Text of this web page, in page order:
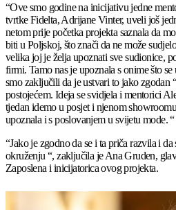
“Ove smo godine na inicijativu jedne
tvrtke Fidelta, Adrijane Vinter, uveli još
netom prije početka projekta saznala da
biti u Poljskoj, što znači da ne može
velika joj je želja upoznati sve sudionice,
firmi. Tamo nas je upoznala s onime što
smo zaključili da je ustvari to jako zgodan
postojećem. Ideja se svidjela i mentorici
tjedan idemo u posjet i njenom
upoznala i s poslovanjem u svijetu mode. “
“Jako je zgodno da se i ta priča razvila i
okruženju “, zaključila je Ana Gruden,
Zaposlena i inicijatorica ovog projekta.